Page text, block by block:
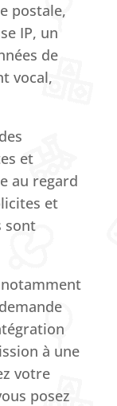
postale,
IP, un
de
vocal,
et
au regard
et
sont
notamment
à une
votre
posez